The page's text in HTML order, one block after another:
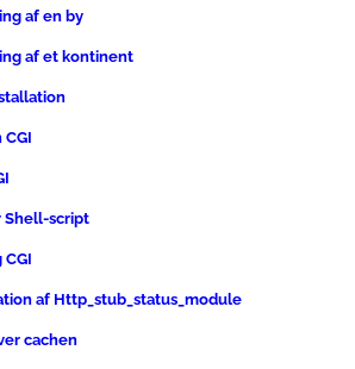
af en by
af et kontinent
Shell-script
CGI
af Http_stub_status_module
cachen